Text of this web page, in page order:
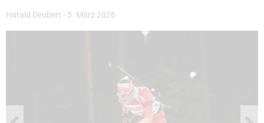
Harald Deubert - 5. März 2026